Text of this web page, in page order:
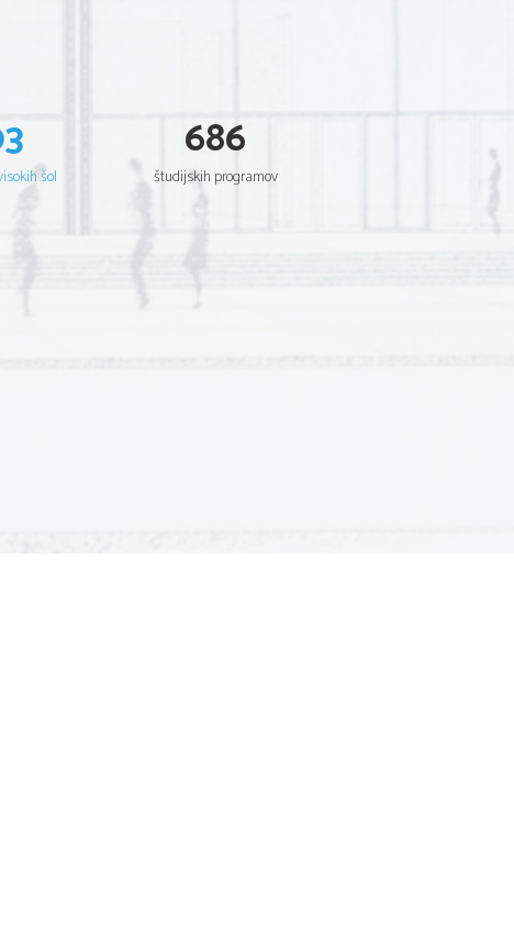
šol
686
študijskih programov